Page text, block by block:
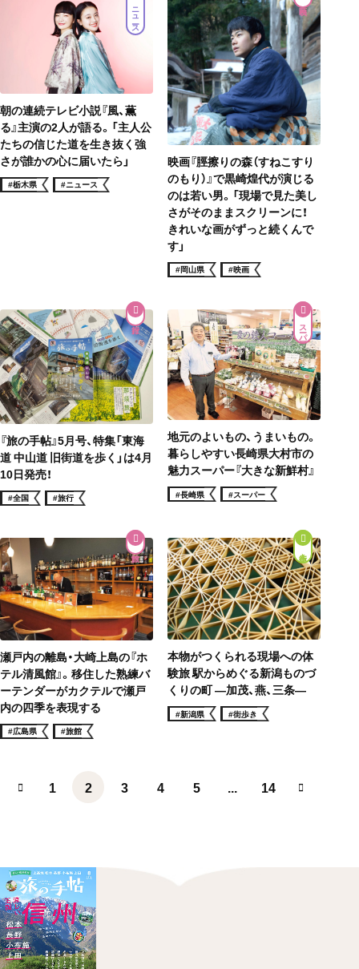
ニュース
朝の連続テレビ小説『風、薫
る』主演の2人が語る。「主人公
たちの信じた道を生き抜く強
さが誰かの心に届いたら」
#栃木県 #ニュース
映画『脛擦りの森（すねこすり
のもり）』で黒崎煌代が演じる
のは若い男。「現場で見た美し
さがそのままスクリーンに！
きれいな画がずっと続くんで
す」
#岡山県 #映画
『旅の手帖』5月号、特集「東海
道 中山道 旧街道を歩く」は4月
10日発売！
#全国 #旅行
スーパー
地元のよいもの、うまいもの。
暮らしやすい長崎県大村市の
魅力スーパー『大きな新鮮村』
#長崎県 #スーパー
瀬戸内の離島・大崎上島の『ホ
テル清風館』。移住した熟練バ
ーテンダーがカクテルで瀬戸
内の四季を表現する
#広島県 #旅館
街歩き
本物がつくられる現場への体
験旅 駅からめぐる新潟ものづ
くりの町 ―加茂、燕、三条―
#新潟県 #街歩き
1 2 3 4 5 ... 14